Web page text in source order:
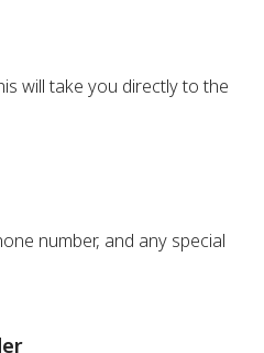
will take you directly to the
number, and any special